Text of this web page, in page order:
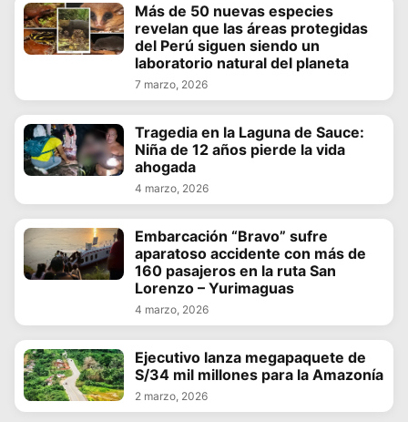
Más de 50 nuevas especies
revelan que las áreas protegidas
del Perú siguen siendo un
laboratorio natural del planeta
7 marzo, 2026
Tragedia en la Laguna de Sauce:
Niña de 12 años pierde la vida
ahogada
4 marzo, 2026
Embarcación “Bravo” sufre
aparatoso accidente con más de
160 pasajeros en la ruta San
Lorenzo – Yurimaguas
4 marzo, 2026
Ejecutivo lanza megapaquete de
S/34 mil millones para la Amazonía
2 marzo, 2026